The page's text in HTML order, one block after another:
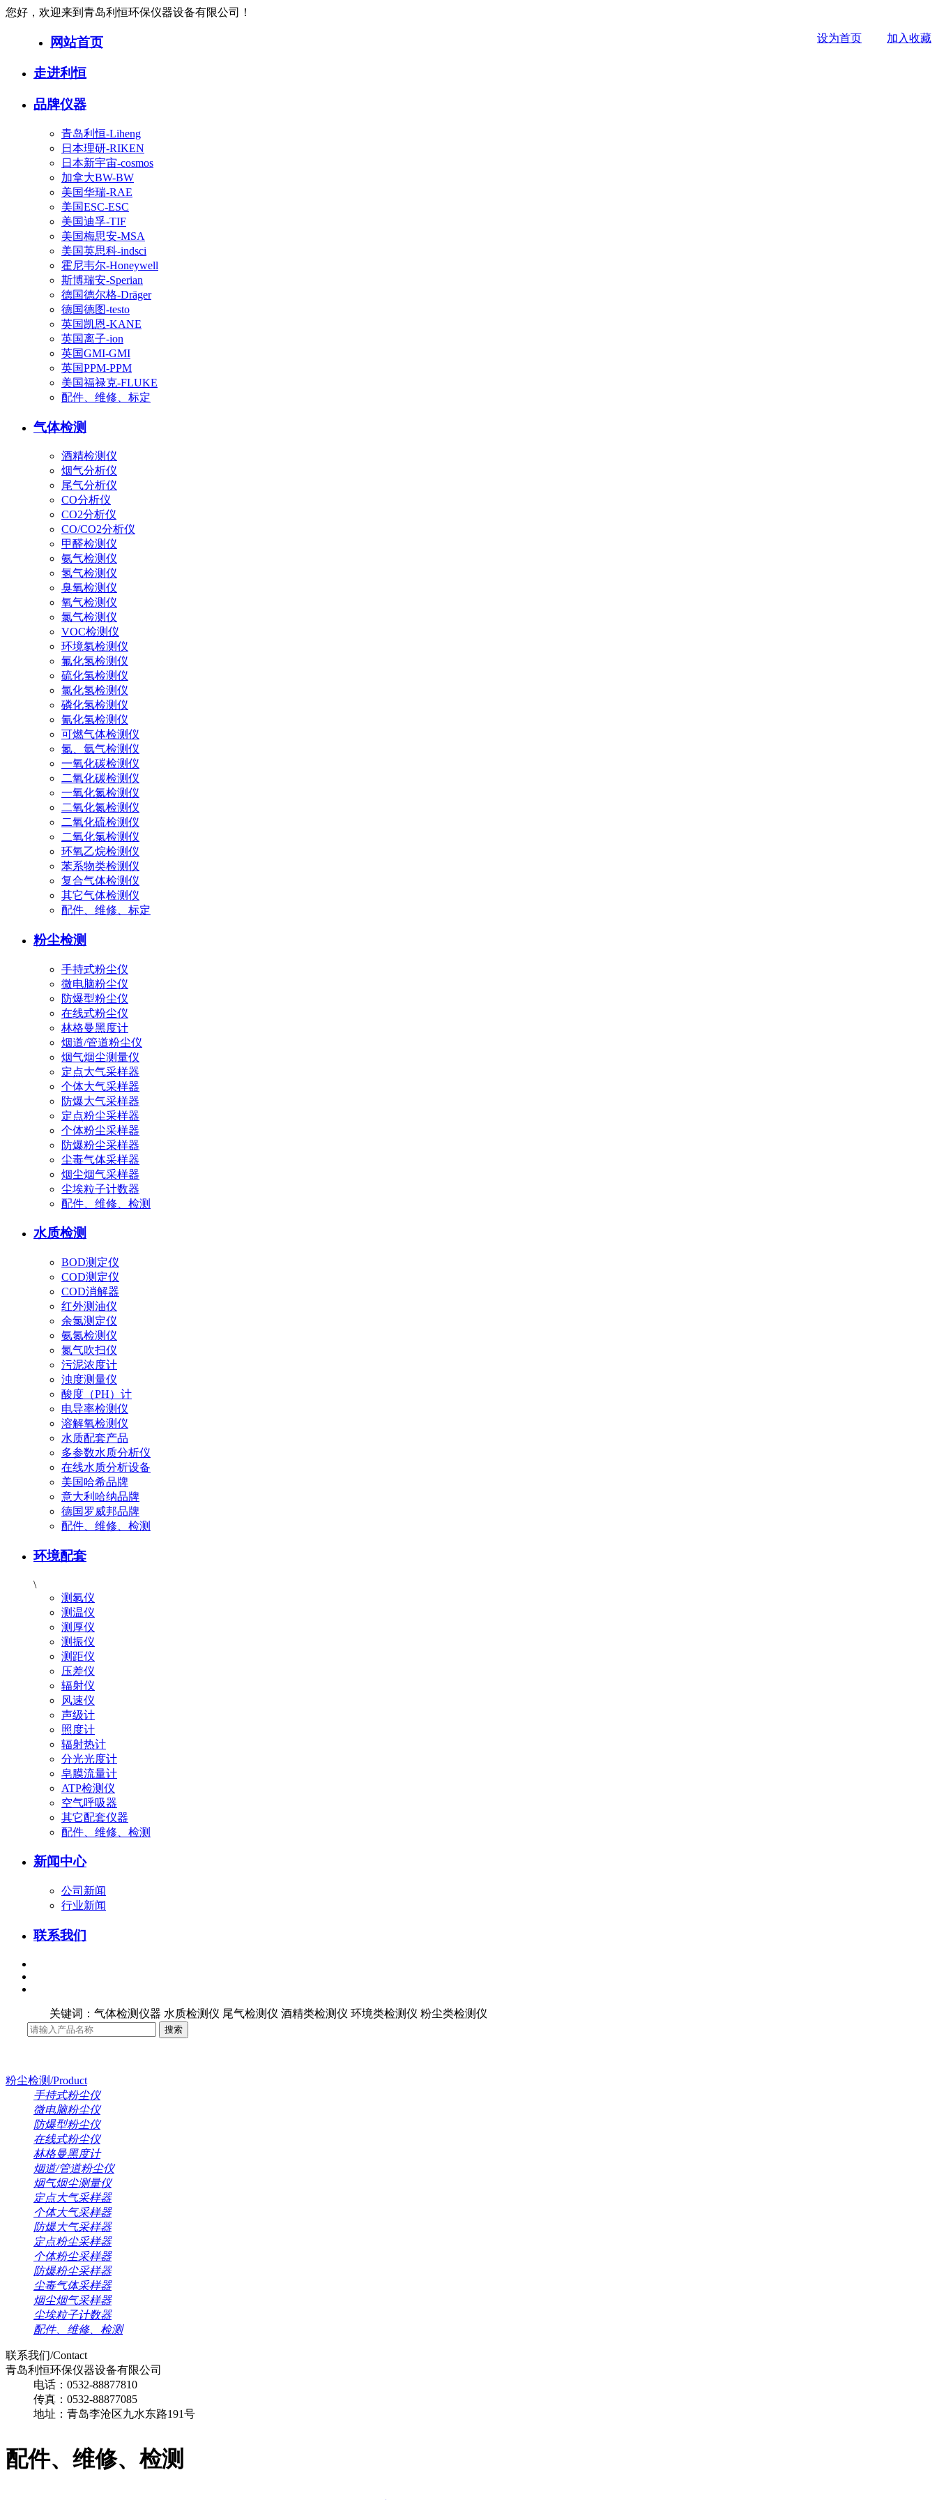
您好，欢迎来到青岛利恒环保仪器设备有限公司！
设为首页 加入收藏
网站首页
走进利恒
品牌仪器
青岛利恒-Liheng
日本理研-RIKEN
日本新宇宙-cosmos
加拿大BW-BW
美国华瑞-RAE
美国ESC-ESC
美国迪孚-TIF
美国梅思安-MSA
美国英思科-indsci
霍尼韦尔-Honeywell
斯博瑞安-Sperian
德国德尔格-Dräger
德国德图-testo
英国凯恩-KANE
英国离子-ion
英国GMI-GMI
英国PPM-PPM
美国福禄克-FLUKE
配件、维修、标定
气体检测
酒精检测仪
烟气分析仪
尾气分析仪
CO分析仪
CO2分析仪
CO/CO2分析仪
甲醛检测仪
氨气检测仪
氢气检测仪
臭氧检测仪
氧气检测仪
氯气检测仪
VOC检测仪
环境氡检测仪
氟化氢检测仪
硫化氢检测仪
氯化氢检测仪
磷化氢检测仪
氰化氢检测仪
可燃气体检测仪
氮、氩气检测仪
一氧化碳检测仪
二氧化碳检测仪
一氧化氮检测仪
二氧化氮检测仪
二氧化硫检测仪
二氧化氯检测仪
环氧乙烷检测仪
苯系物类检测仪
复合气体检测仪
其它气体检测仪
配件、维修、标定
粉尘检测
手持式粉尘仪
微电脑粉尘仪
防爆型粉尘仪
在线式粉尘仪
林格曼黑度计
烟道/管道粉尘仪
烟气烟尘测量仪
定点大气采样器
个体大气采样器
防爆大气采样器
定点粉尘采样器
个体粉尘采样器
防爆粉尘采样器
尘毒气体采样器
烟尘烟气采样器
尘埃粒子计数器
配件、维修、检测
水质检测
BOD测定仪
COD测定仪
COD消解器
红外测油仪
余氯测定仪
氨氮检测仪
氮气吹扫仪
污泥浓度计
浊度测量仪
酸度（PH）计
电导率检测仪
溶解氧检测仪
水质配套产品
多参数水质分析仪
在线水质分析设备
美国哈希品牌
意大利哈纳品牌
德国罗威邦品牌
配件、维修、检测
环境配套
\
测氡仪
测温仪
测厚仪
测振仪
测距仪
压差仪
辐射仪
风速仪
声级计
照度计
辐射热计
分光光度计
皂膜流量计
ATP检测仪
空气呼吸器
其它配套仪器
配件、维修、检测
新闻中心
公司新闻
行业新闻
联系我们
关键词：气体检测仪器 水质检测仪 尾气检测仪 酒精类检测仪 环境类检测仪 粉尘类检测仪
粉尘检测/Product
手持式粉尘仪
微电脑粉尘仪
防爆型粉尘仪
在线式粉尘仪
林格曼黑度计
烟道/管道粉尘仪
烟气烟尘测量仪
定点大气采样器
个体大气采样器
防爆大气采样器
定点粉尘采样器
个体粉尘采样器
防爆粉尘采样器
尘毒气体采样器
烟尘烟气采样器
尘埃粒子计数器
配件、维修、检测
联系我们/Contact
青岛利恒环保仪器设备有限公司
电话：0532-88877810
传真：0532-88877085
地址：青岛李沧区九水东路191号
配件、维修、检测